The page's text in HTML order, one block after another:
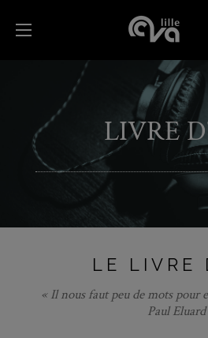
LIVRE
LE LIVRE
« Il nous faut peu de mots pour
Paul Eluard